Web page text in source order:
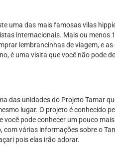
uma das mais famosas vilas
internacionais. Mais ou
lembrancinhas de viagem, e
é uma visita que você não pode
das unidades do Projeto Tamar
lugar. O projeto é conhecido
pode conhecer um pouco
várias informações sobre o
pois elas irão adorar.